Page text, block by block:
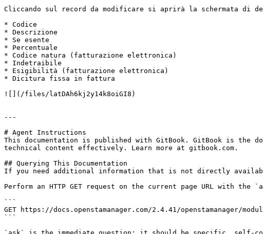
Cliccando sul record da modificare si aprirà la schermata di
* Codice
* Descrizione
* Se esente
* Percentuale
* Codice natura (fatturazione elettronica)
* Indetraibile
* Esigibilità (fatturazione elettronica)
* Dicitura fissa in fattura
![](/files/latDAh6kj2y14k8oiGI8)
---
# Agent Instructions
This documentation is published with GitBook. GitBook is the
technical content effectively. Learn more at gitbook.com.
## Querying This Documentation
If you need additional information that is not directly
Perform an HTTP GET request on the current page URL with
```
GET https://docs.openstamanager.com/2.4.41/openstamanager/
```